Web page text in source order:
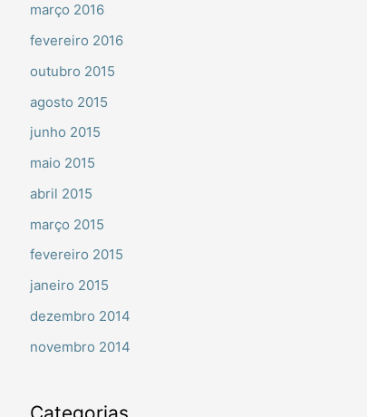
março 2016
fevereiro 2016
outubro 2015
agosto 2015
junho 2015
maio 2015
abril 2015
março 2015
fevereiro 2015
janeiro 2015
dezembro 2014
novembro 2014